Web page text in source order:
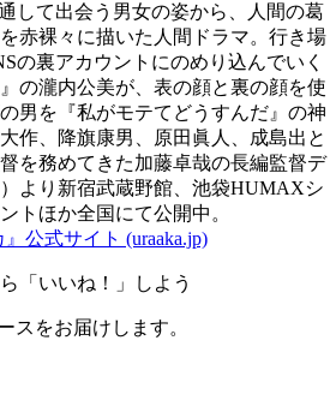
して出会う男女の姿から、人間の葛
赤裸々に描いた人間ドラマ。行き場
の裏アカウントにのめり込んでいく
の瀧内公美が、表の顔と裏の顔を使
男を『私がモテてどうすんだ』の神
作、降旗康男、原田眞人、成島出と
を務めてきた加藤卓哉の長編監督デ
より新宿武蔵野館、池袋HUMAXシ
トほか全国にて公開中。
公式サイト (uraaka.jp)
「いいね！」しよう
スをお届けします。